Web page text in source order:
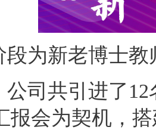
段为新老博士教
公司共引进了
报会为契机，